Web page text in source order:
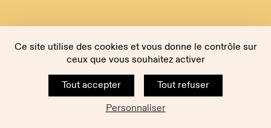
Ce site utilise des cookies et vous donne le contrôle sur
ceux que vous souhaitez activer
Tout accepter
Tout refuser
Personnaliser